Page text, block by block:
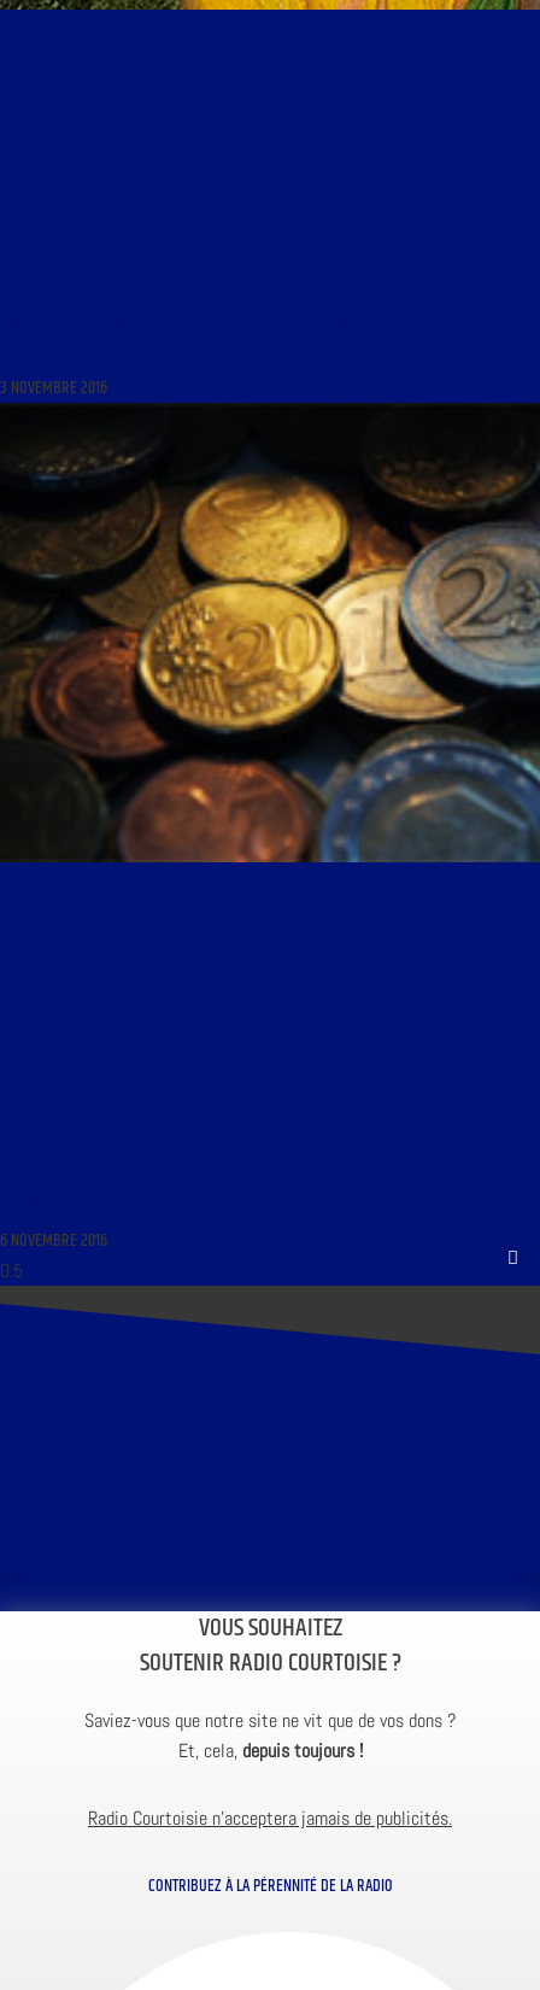
3 NOVEMBRE 2016
6 NOVEMBRE 2016
VOUS SOUHAITEZ
SOUTENIR RADIO COURTOISIE ?
Saviez-vous que notre site ne vit que de vos dons ?
Et, cela, depuis toujours !
Radio Courtoisie n’acceptera jamais de publicités.
CONTRIBUEZ À LA PÉRENNITÉ DE LA RADIO